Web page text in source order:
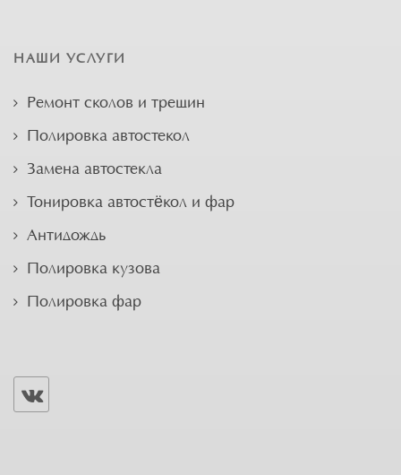
НАШИ УСЛУГИ
Ремонт сколов и трещин
Полировка автостекол
Замена автостекла
Тонировка автостёкол и фар
Антидождь
Полировка кузова
Полировка фар